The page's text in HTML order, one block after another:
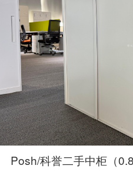
Posh/科誉二手中柜（